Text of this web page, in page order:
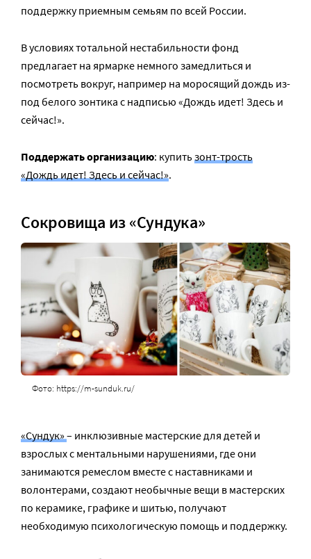
поддержку приемным семьям по всей России.
В условиях тотальной нестабильности фонд
предлагает на ярмарке немного замедлиться и
посмотреть вокруг, например на моросящий дождь из-
под белого зонтика с надписью «Дождь идет! Здесь и
сейчас!».
Поддержать организацию: купитьзонт-трость
«Дождь идет! Здесь и сейчас!».
Сокровища из «Сундука»
Фото: https://m-sunduk.ru/
«Сундук» – инклюзивные мастерские для детей и
взрослых с ментальными нарушениями, где они
занимаются ремеслом вместе с наставниками и
волонтерами, создают необычные вещи в мастерских
по керамике, графике и шитью, получают
необходимую психологическую помощь и поддержку.